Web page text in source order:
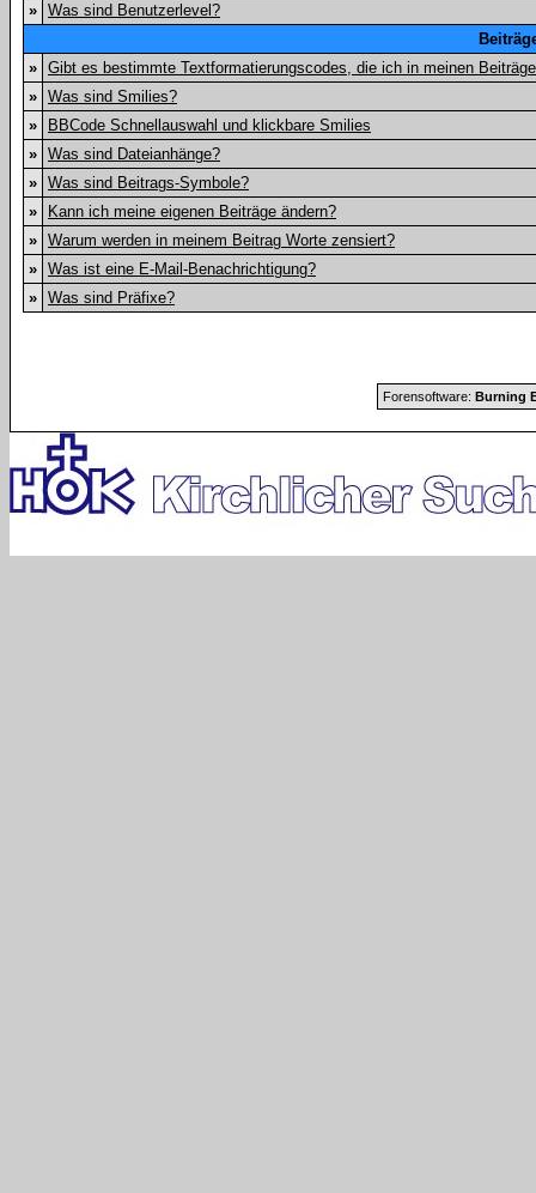
» Was sind Benutzerlevel?
» Gibt es bestimmte Textformatierungscodes, die ich in meinen
» Was sind Smilies?
»
BBCode Schnellauswahl und klickbare Smilies
» Was sind Dateianhänge?
» Was sind Beitrags-Symbole?
»
Kann ich meine eigenen Beiträge ändern?
» Warum werden in meinem Beitrag Worte zensiert?
» Was ist eine E-Mail-Benachrichtigung?
» Was sind Präfixe?
Forensoftware: Burning